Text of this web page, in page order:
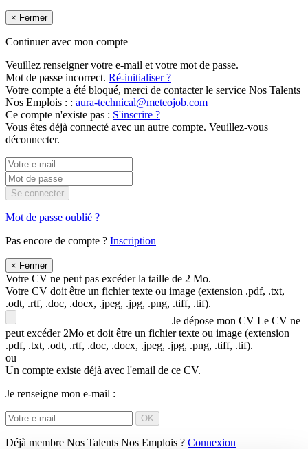
× Fermer
Continuer avec mon compte
Veuillez renseigner votre e-mail et votre mot de passe.
Mot de passe incorrect. Ré-initialiser ?
Votre compte a été bloqué, merci de contacter le service Nos Talents
Nos Emplois : : aura-technical@meteojob.com
Ce compte n'existe pas : S'inscrire ?
Vous êtes déjà connecté avec un autre compte. Veuillez-vous
déconnecter.
Se connecter
Mot de passe oublié ?
Pas encore de compte ? Inscription
× Fermer
Votre CV ne peut pas excéder la taille de 2 Mo.
Votre CV doit être un fichier texte ou image (extension .pdf, .txt,
.odt, .rtf, .doc, .docx, .jpeg, .jpg, .png, .tiff, .tif).
Je dépose mon CV Le CV ne
peut excéder 2Mo et doit être un fichier texte ou image (extension
.pdf, .txt, .odt, .rtf, .doc, .docx, .jpeg, .jpg, .png, .tiff, .tif).
ou
Un compte existe déjà avec l'email de ce CV.
Je renseigne mon e-mail :
OK
Déjà membre Nos Talents Nos Emplois ? Connexion